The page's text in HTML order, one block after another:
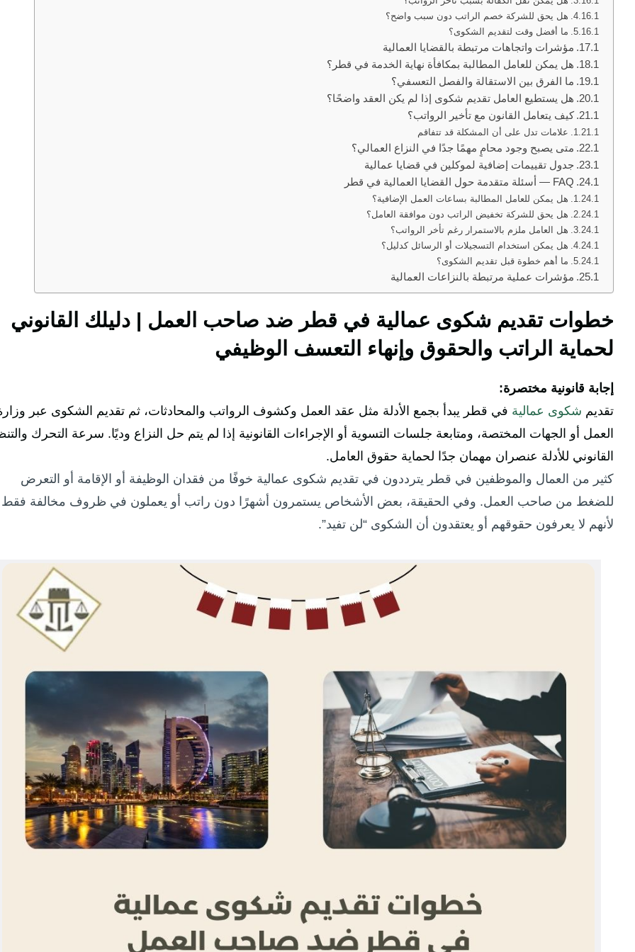
هل يحق للشركة خصم الراتب دون سبب واضح؟
ما أفضل وقت لتقديم الشكوى؟
مؤشرات واتجاهات مرتبطة بالقضايا العمالية
هل يمكن للعامل المطالبة بمكافأة نهاية الخدمة في قطر؟
ما الفرق بين الاستقالة والفصل التعسفي؟
هل يستطيع العامل تقديم شكوى إذا لم يكن العقد واضحًا؟
كيف يتعامل القانون مع تأخير الرواتب؟
علامات تدل على أن المشكلة قد تتفاقم
متى يصبح وجود محامٍ مهمًا جدًا في النزاع العمالي؟
جدول تقييمات إضافية لموكلين في قضايا عمالية
FAQ — أسئلة متقدمة حول القضايا العمالية في قطر
هل يمكن للعامل المطالبة بساعات العمل الإضافية؟
هل يحق للشركة تخفيض الراتب دون موافقة العامل؟
هل العامل ملزم بالاستمرار رغم تأخر الرواتب؟
هل يمكن استخدام التسجيلات أو الرسائل كدليل؟
ما أهم خطوة قبل تقديم الشكوى؟
مؤشرات عملية مرتبطة بالنزاعات العمالية
خطوات تقديم شكوى عمالية في قطر ضد صاحب العمل | دليلك القانوني
لحماية الراتب والحقوق وإنهاء التعسف الوظيفي
إجابة قانونية مختصرة:
تقديم شكوى عمالية في قطر يبدأ بجمع الأدلة مثل عقد العمل وكشوف الرواتب والمحادثات، ثم تقديم الشكوى عبر
العمل أو الجهات المختصة، ومتابعة جلسات التسوية أو الإجراءات القانونية إذا لم يتم حل النزاع وديًا. سرعة التحرك
القانوني للأدلة عنصران مهمان جدًا لحماية حقوق العامل.
كثير من العمال والموظفين في قطر يترددون في تقديم شكوى عمالية خوفًا من فقدان الوظيفة أو الإقامة أو التعرض
للضغط من صاحب العمل. وفي الحقيقة، بعض الأشخاص يستمرون أشهرًا دون راتب أو يعملون في ظروف مخالفة فقط
لأنهم لا يعرفون حقوقهم أو يعتقدون أن الشكوى “لن تفيد”.